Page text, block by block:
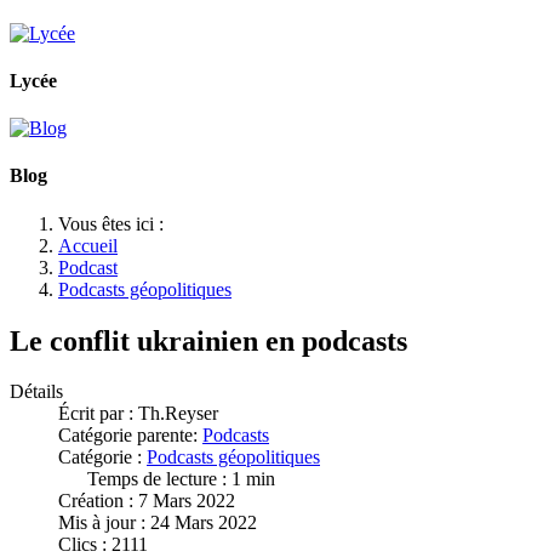
Lycée
Blog
Vous êtes ici :
Accueil
Podcast
Podcasts géopolitiques
Le conflit ukrainien en podcasts
Détails
Écrit par : Th.Reyser
Catégorie parente: Podcasts
Catégorie : Podcasts géopolitiques
Temps de lecture : 1 min
Création : 7 Mars 2022
Mis à jour : 24 Mars 2022
Clics : 2111